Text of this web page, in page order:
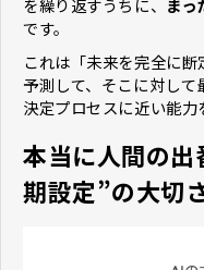
を繰り返すうちに、 まっ
です。
これは「未来を完全に
予測して、そこに対し
決定プロセスに近い能力
本当に人間の
期設定”の大切